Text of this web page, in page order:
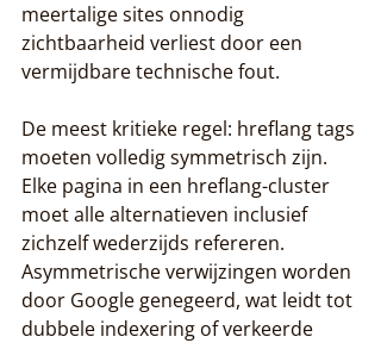
meertalige sites onnodig
zichtbaarheid verliest door een
vermijdbare technische fout.
De meest kritieke regel: hreflang tags
moeten volledig symmetrisch zijn.
Elke pagina in een hreflang-cluster
moet alle alternatieven inclusief
zichzelf wederzijds refereren.
Asymmetrische verwijzingen worden
door Google genegeerd, wat leidt tot
dubbele indexering of verkeerde